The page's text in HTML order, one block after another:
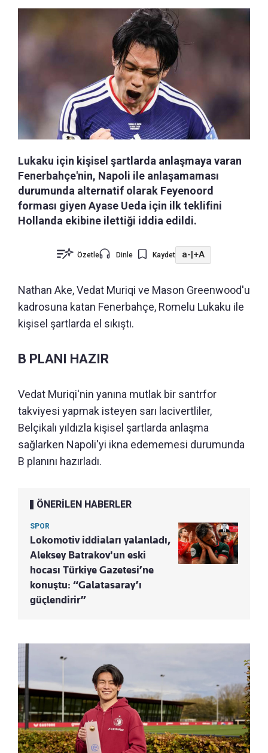
Lukaku için kişisel şartlarda anlaşmaya varan
Fenerbahçe'nin, Napoli ile anlaşamaması
durumunda alternatif olarak Feyenoord
forması giyen Ayase Ueda için ilk teklifini
Hollanda ekibine ilettiği iddia edildi.
Özetle Dinle Kaydet a-|+A
Nathan Ake, Vedat Muriqi ve Mason Greenwood'u
kadrosuna katan Fenerbahçe, Romelu Lukaku ile
kişisel şartlarda el sıkıştı.
B PLANI HAZIR
Vedat Muriqi'nin yanına mutlak bir santrfor
takviyesi yapmak isteyen sarı lacivertliler,
Belçikalı yıldızla kişisel şartlarda anlaşma
sağlarken Napoli'yi ikna edememesi durumunda
B planını hazırladı.
ÖNERİLEN HABERLER
SPOR
Lokomotiv iddiaları yalanladı,
Aleksey Batrakov'un eski
hocası Türkiye Gazetesi’ne
konuştu: “Galatasaray’ı
güçlendirir”